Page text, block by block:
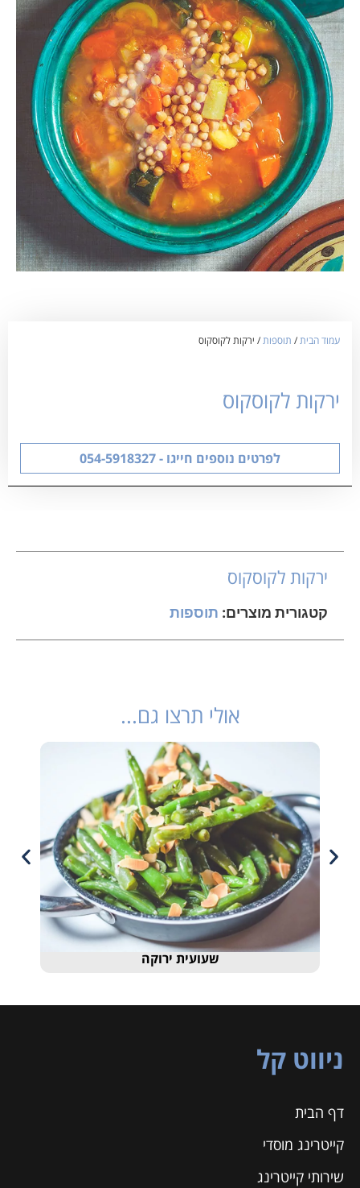
עמוד הבית/ תוספות/ ירקות לקוסקוס
ירקות לקוסקוס
לפרטים נוספים חייגו - 054-5918327
ירקות לקוסקוס
קטגורית מוצרים: תוספות
אולי תרצו גם...
שעועית ירוקה
ניווט קל
דף הבית
קייטרינג מוסדי
שירותי קייטרינג